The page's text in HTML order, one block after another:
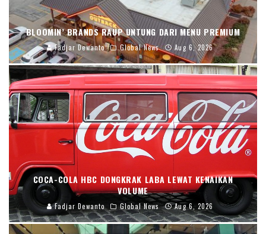
BLOOMIN’ BRANDS RAUP UNTUNG DARI MENU PREMIUM
Fadjar Dewanto Global News Aug 6, 2026
COCA-COLA HBC DONGKRAK LABA LEWAT KENAIKAN
VOLUME
Fadjar Dewanto Global News Aug 6, 2026